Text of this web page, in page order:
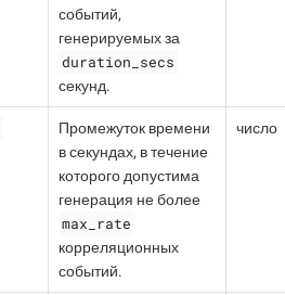
событий,
генерируемых за
duration_secs
секунд.
Промежуток времени
в секундах, в течение
которого допустима
генерация не более
max_rate
корреляционных
событий.
число